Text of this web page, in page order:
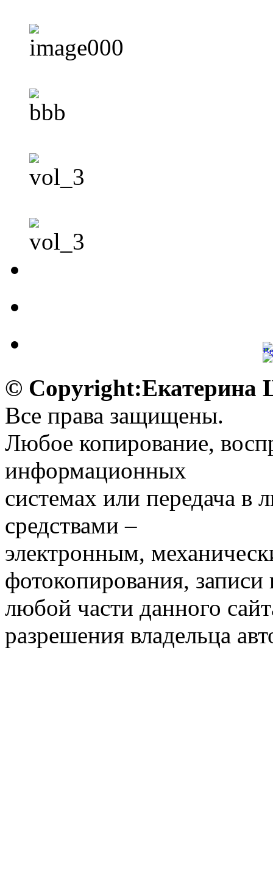
© Copyright:Екатерина
Все права защищены.
Любое копирование,
информационных
системах или передача
средствами –
электронным,
фотокопирования,
любой части данного
разрешения владельца